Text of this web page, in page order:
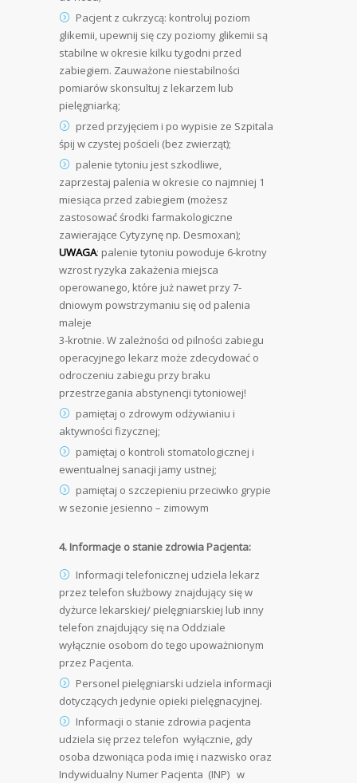
Pacjent z cukrzycą: kontroluj poziom
glikemii, upewnij się czy poziomy glikemii są
stabilne w okresie kilku tygodni przed
zabiegiem. Zauważone niestabilności
pomiarów skonsultuj z lekarzem lub
pielęgniarką;
przed przyjęciem i po wypisie ze Szpitala
śpij w czystej pościeli (bez zwierząt);
palenie tytoniu jest szkodliwe,
zaprzestaj palenia w okresie co najmniej 1
miesiąca przed zabiegiem (możesz
zastosować środki farmakologiczne
zawierające Cytyzynę np. Desmoxan);
UWAGA: palenie tytoniu powoduje 6-krotny
wzrost ryzyka zakażenia miejsca
operowanego, które już nawet przy 7-
dniowym powstrzymaniu się od palenia
maleje
3-krotnie. W zależności od pilności zabiegu
operacyjnego lekarz może zdecydować o
odroczeniu zabiegu przy braku
przestrzegania abstynencji tytoniowej!
pamiętaj o zdrowym odżywianiu i
aktywności fizycznej;
pamiętaj o kontroli stomatologicznej i
ewentualnej sanacji jamy ustnej;
pamiętaj o szczepieniu przeciwko grypie
w sezonie jesienno – zimowym
4. Informacje o stanie zdrowia Pacjenta:
Informacji telefonicznej udziela lekarz
przez telefon służbowy znajdujący się w
dyżurce lekarskiej/ pielęgniarskiej lub inny
telefon znajdujący się na Oddziale
wyłącznie osobom do tego upoważnionym
przez Pacjenta.
Personel pielęgniarski udziela informacji
dotyczących jedynie opieki pielęgnacyjnej.
Informacji o stanie zdrowia pacjenta
udziela się przez telefon wyłącznie, gdy
osoba dzwoniąca poda imię i nazwisko oraz
Indywidualny Numer Pacjenta (INP) w